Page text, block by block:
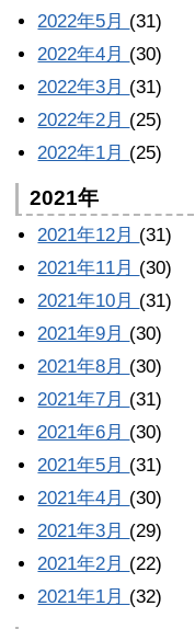
2022年5月 (31)
2022年4月 (30)
2022年3月 (31)
2022年2月 (25)
2022年1月 (25)
2021年
2021年12月 (31)
2021年11月 (30)
2021年10月 (31)
2021年9月 (30)
2021年8月 (30)
2021年7月 (31)
2021年6月 (30)
2021年5月 (31)
2021年4月 (30)
2021年3月 (29)
2021年2月 (22)
2021年1月 (32)